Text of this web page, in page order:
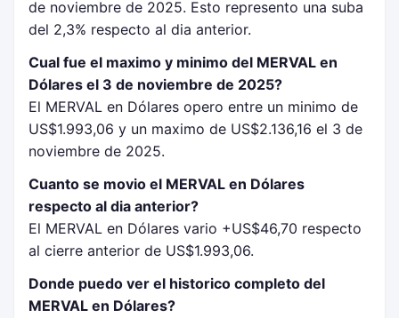
de noviembre de 2025. Esto represento una suba
del 2,3% respecto al dia anterior.
Cual fue el maximo y minimo del MERVAL en
Dólares el 3 de noviembre de 2025?
El MERVAL en Dólares opero entre un minimo de
US$1.993,06 y un maximo de US$2.136,16 el 3 de
noviembre de 2025.
Cuanto se movio el MERVAL en Dólares
respecto al dia anterior?
El MERVAL en Dólares vario +US$46,70 respecto
al cierre anterior de US$1.993,06.
Donde puedo ver el historico completo del
MERVAL en Dólares?